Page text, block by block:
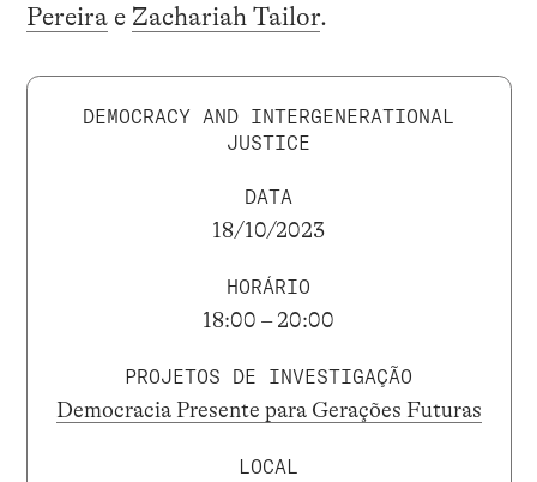
Pereirae Zachariah Tailor.
DEMOCRACY AND INTERGENERATIONAL
JUSTICE
DATA
18/10/2023
HORÁRIO
18:00 – 20:00
PROJETOS DE INVESTIGAÇÃO
Democracia Presente para Gerações Futuras
LOCAL